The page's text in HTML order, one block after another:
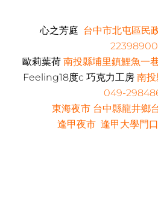
心之芳庭 台中市北屯區民
22398900
歐莉葉荷 南投縣埔里鎮鯉魚一
Feeling18度c 巧克力工房南投
049-
東海夜市 台中縣龍井鄉
逢甲夜市 逢甲大學門